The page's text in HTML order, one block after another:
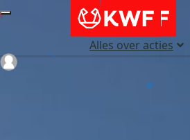
Alles over acties